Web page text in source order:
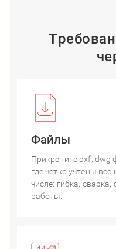
Файлы
Прикрепите dxf, dwg
где четко учтены
числе: гибка,
работы.